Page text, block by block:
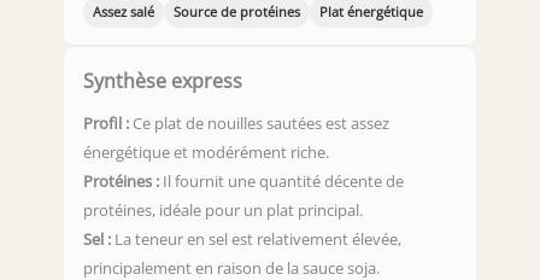
Assez salé Source de protéines Plat énergétique
Synthèse express
Profil : Ce plat de nouilles sautées est assez
énergétique et modérément riche.
Protéines : Il fournit une quantité décente de
protéines, idéale pour un plat principal.
Sel : La teneur en sel est relativement élevée,
principalement en raison de la sauce soja.